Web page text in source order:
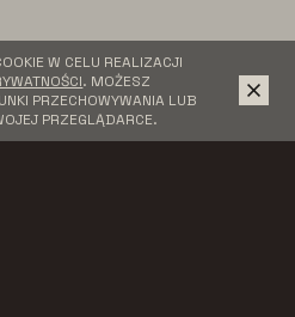
W CELU REALIZACJI
. MOŻESZ
PRZECHOWYWANIA LUB
PRZEGLĄDARCE.